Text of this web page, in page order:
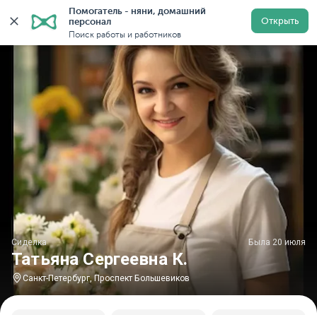
Помогатель - няни, домашний
персонал
Поиск работы и работников
Открыть
Главная Сиделки Сиделки в Санкт-Петербурге
Татьяна Сергеевна К.
Сиделка Была 20 июля
Санкт-Петербург, Проспект Большевиков